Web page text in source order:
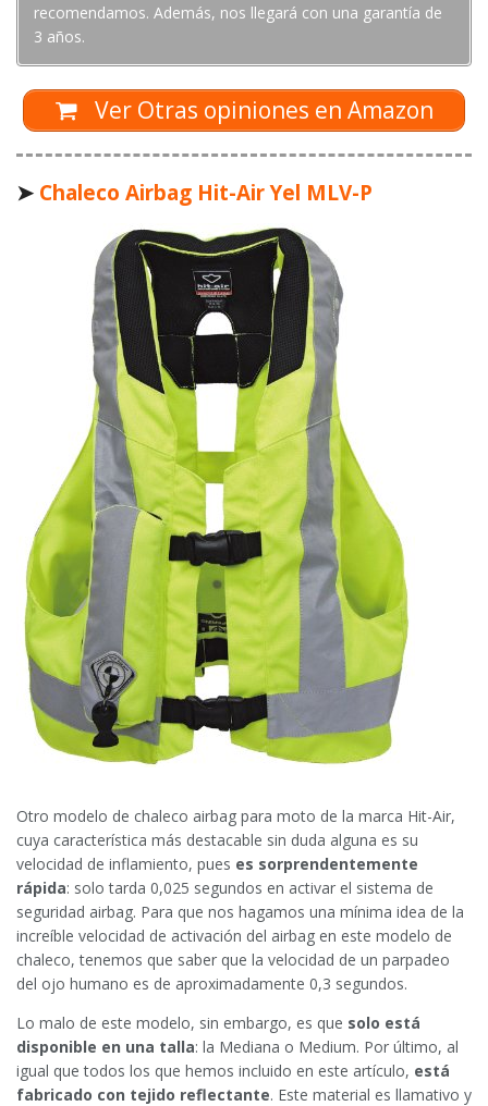
recomendamos. Además, nos llegará con una garantía de
3 años.
Ver Otras opiniones en Amazon
➤ Chaleco Airbag Hit-Air Yel MLV-P
Otro modelo de chaleco airbag para moto de la marca Hit-Air,
cuya característica más destacable sin duda alguna es su
velocidad de inflamiento, pues es sorprendentemente
rápida: solo tarda 0,025 segundos en activar el sistema de
seguridad airbag. Para que nos hagamos una mínima idea de la
increíble velocidad de activación del airbag en este modelo de
chaleco, tenemos que saber que la velocidad de un parpadeo
del ojo humano es de aproximadamente 0,3 segundos.
Lo malo de este modelo, sin embargo, es que solo está
disponible en una talla: la Mediana o Medium. Por último, al
igual que todos los que hemos incluido en este artículo, está
fabricado con tejido reflectante. Este material es llamativo y